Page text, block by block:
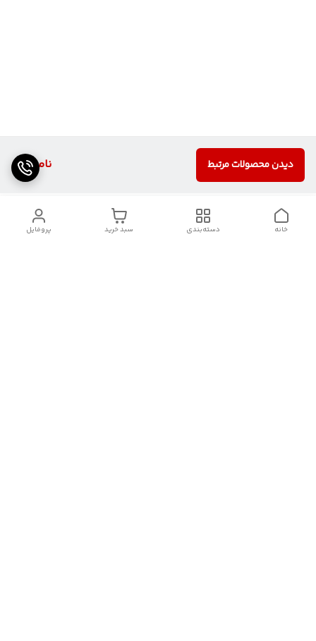
ناموجود دیدن محصولات مرتبط
پروفایل سبد خرید دسته‌بندی خانه